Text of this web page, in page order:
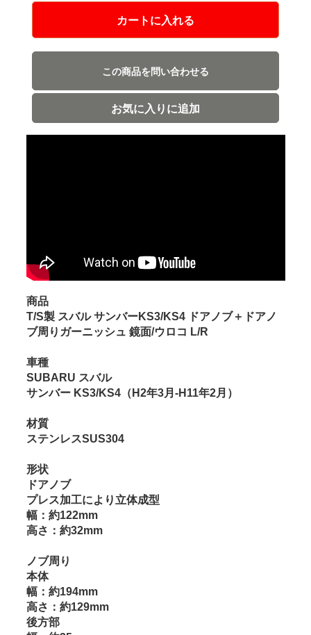
カートに入れる
この商品を問い合わせる
お気に入りに追加
商品
T/S製 スバル サンバーKS3/KS4 ドアノブ＋ドアノ
ブ周りガーニッシュ 鏡面/ウロコ L/R
車種
SUBARU スバル
サンバー KS3/KS4（H2年3月-H11年2月）
材質
ステンレスSUS304
形状
ドアノブ
プレス加工により立体成型
幅：約122mm
高さ：約32mm
ノブ周り
本体
幅：約194mm
高さ：約129mm
後方部